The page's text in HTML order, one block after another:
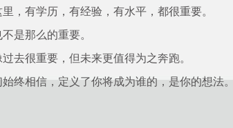
里，有学历，有经验，有水平，都很重要。
是那么的重要。
过去很重要，但未来更值得为之奔跑。
始终相信，定义了你将成为谁的，是你的想法。